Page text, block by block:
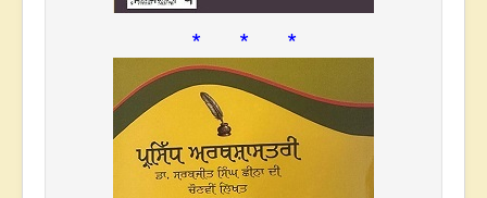
* * *